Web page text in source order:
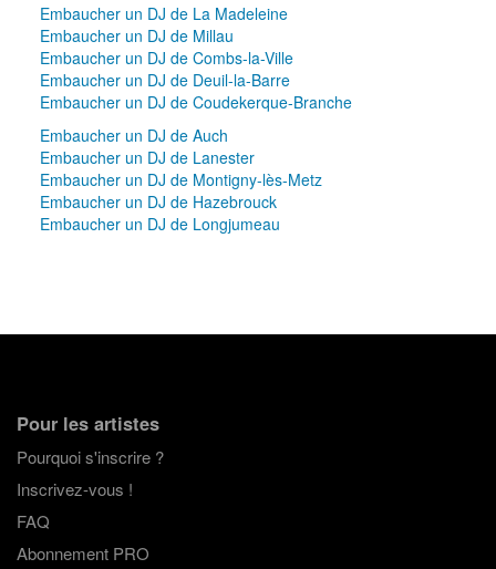
Embaucher un DJ de La Madeleine
Embaucher un DJ de Millau
Embaucher un DJ de Combs-la-Ville
Embaucher un DJ de Deuil-la-Barre
Embaucher un DJ de Coudekerque-Branche
Embaucher un DJ de Auch
Embaucher un DJ de Lanester
Embaucher un DJ de Montigny-lès-Metz
Embaucher un DJ de Hazebrouck
Embaucher un DJ de Longjumeau
Pour les artistes
Pourquoi s'inscrire ?
Inscrivez-vous !
FAQ
Abonnement PRO